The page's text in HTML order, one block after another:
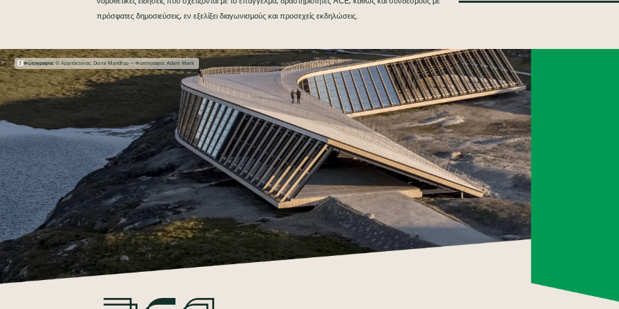
πρόσφατες δημοσιεύσεις, εν εξελίξει διαγωνισμούς και προσεχείς εκδηλώσεις.
Φωτογραφία:© Αρχιτέκτονας: Dorte Mandrup — Φωτογραφία: Adam Mørk